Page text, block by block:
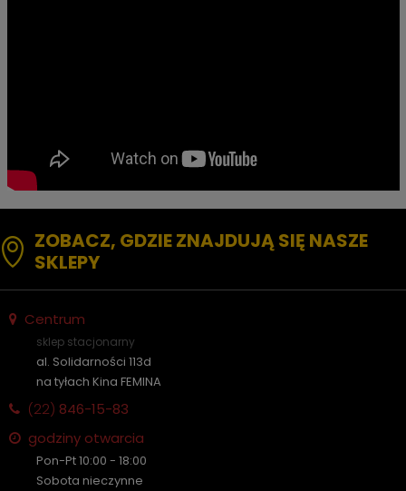
ZOBACZ, GDZIE ZNAJDUJĄ SIĘ NASZE
SKLEPY
Centrum
sklep stacjonarny
al. Solidarności 113d
na tyłach Kina FEMINA
(22) 846-15-83
godziny otwarcia
Pon-Pt 10:00 - 18:00
Sobota nieczynne